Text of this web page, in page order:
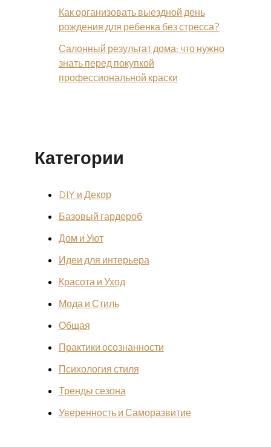
Как организовать выездной день
рождения для ребенка без стресса?
Салонный результат дома: что нужно
знать перед покупкой
профессиональной краски
Категории
DIY и Декор
Базовый гардероб
Дом и Уют
Идеи для интерьера
Красота и Уход
Мода и Стиль
Общая
Практики осознанности
Психология стиля
Тренды сезона
Уверенность и Саморазвитие